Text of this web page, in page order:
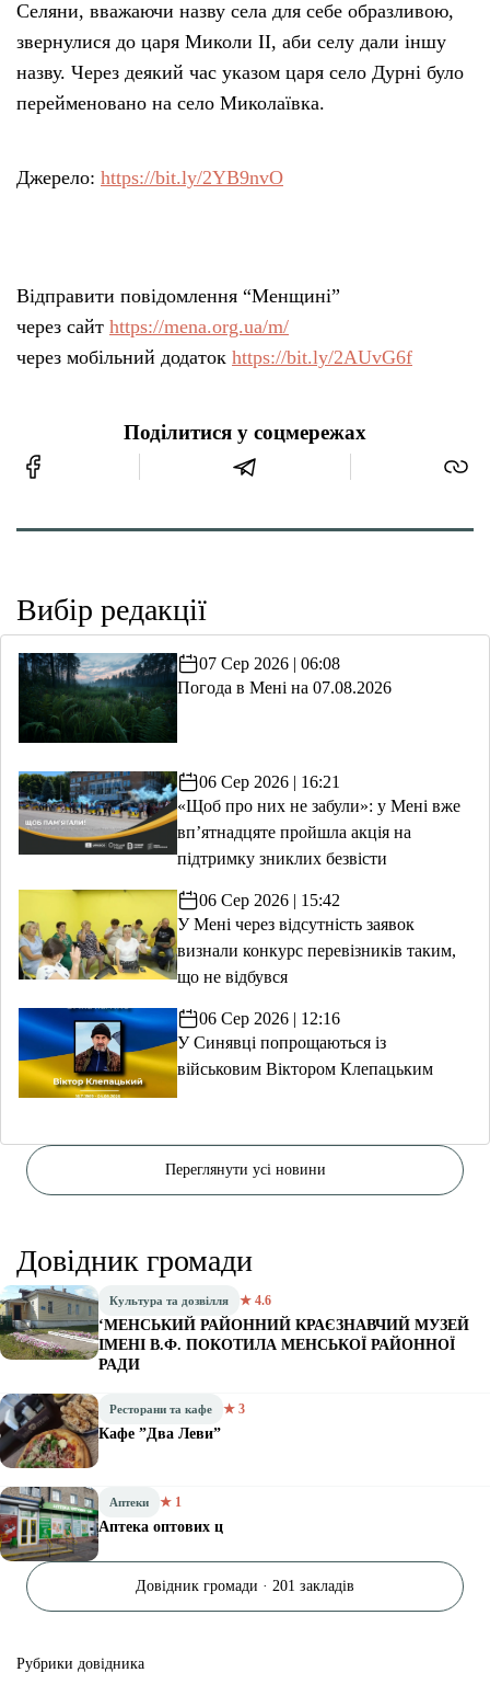
Селяни, вважаючи назву села для себе образливою,
звернулися до царя Миколи ІІ, аби селу дали іншу
назву. Через деякий час указом царя село Дурні було
перейменовано на село Миколаївка.
Джерело: https://bit.ly/2YB9nvO
Відправити повідомлення “Менщині”
через сайт https://mena.org.ua/m/
через мобільний додаток https://bit.ly/2AUvG6f
Поділитися у соцмережах
Вибір редакції
07 Сер 2026 | 06:08
Погода в Мені на 07.08.2026
06 Сер 2026 | 16:21
«Щоб про них не забули»: у Мені вже
вп’ятнадцяте пройшла акція на
підтримку зниклих безвісти
06 Сер 2026 | 15:42
У Мені через відсутність заявок
визнали конкурс перевізників таким,
що не відбувся
06 Сер 2026 | 12:16
У Синявці попрощаються із
військовим Віктором Клепацьким
Переглянути усі новини
Довідник громади
Культура та дозвілля ★ 4.6
‘МЕНСЬКИЙ РАЙОННИЙ КРАЄЗНАВЧИЙ МУЗЕЙ
ІМЕНІ В.Ф. ПОКОТИЛА МЕНСЬКОЇ РАЙОННОЇ
РАДИ
Ресторани та кафе ★ 3
Кафе ”Два Леви”
Аптеки ★ 1
Аптека оптових ц
Довідник громади · 201 закладів
Рубрики довідника